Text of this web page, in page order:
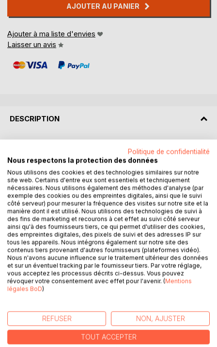
AJOUTER AU PANIER
Ajouter à ma liste d'envies
Laisser un avis
DESCRIPTION
Décryptez Le Roman de la Rose avec l'analyse de Paideia
éducation !
Que faut-il retenir du roman de chevalerie de Guillaume de
Lorris ? Retrouvez tout ce que vous devez savoir de ce
chef-d'œuvre de la littérature médiévale dans une analyse
de référence pour comprendre rapidement le sens de
l'œuvre. Rédigée de manière claire et accessible par un
enseignant, cette fiche de lecture propose notamment un
résumé, une étude des thèmes principaux, des clés de
lecture et des pistes de réflexion.
Une analyse littéraire complète et détaillée pour mieux lire
et comprendre le livre !
les passionnés de littérature que par les lycéens, Paideia
éducation est considéré comme une référence en matière
d'analyses d'œuvres littéraires. Celles-ci ont été conçues
pour guider les lecteurs à travers la littérature. Nos auteurs
Politique de confidentialité
Nous respectons la protection des données
Nous utilisons des cookies et des technologies similaires sur notre
site web. Certains d'entre eux sont essentiels et techniquement
nécessaires. Nous utilisons également des méthodes d'analyse (par
exemple des cookies ou des empreintes digitales, ainsi que le suivi
côté serveur) pour mesurer la fréquence des visites sur notre site et la
manière dont il est utilisé. Nous utilisons des technologies de suivi à
des fins de marketing et recourons à cet effet au suivi côté serveur
ainsi qu'à des fournisseurs tiers, ce qui permet d'utiliser des cookies,
des empreintes digitales, des pixels de suivi et des adresses IP sur
tous les appareils. Nous intégrons également sur notre site des
contenus tiers provenant d'autres fournisseurs (plateformes vidéo).
Nous n'avons aucune influence sur le traitement ultérieur des données
et sur un éventuel tracking par le fournisseur tiers. Par votre réglage,
vous acceptez les processus décrits ci-dessus. Vous pouvez
révoquer votre consentement avec effet pour l'avenir. (Mentions
légales BoD)
REFUSER NON, AJUSTER
TOUT ACCEPTER